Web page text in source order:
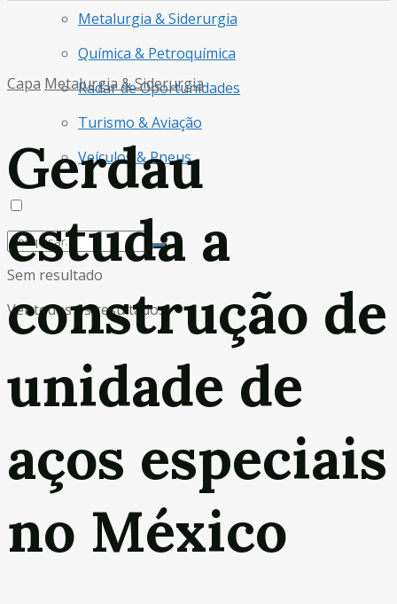
Metalurgia & Siderurgia
Química & Petroquímica
Radar de Oportunidades
Turismo & Aviação
Veículos & Pneus
Sem resultado
Ver todos os resultados
Capa Metalurgia & Siderurgia
Gerdau
estuda a
construção de
unidade de
aços especiais
no México